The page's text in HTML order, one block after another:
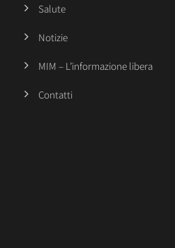
Salute
Notizie
MIM – L’informazione libera
Contatti